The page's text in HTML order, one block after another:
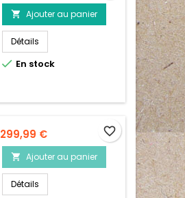
 Ajouter au panier
Détails
 En stock
Prix
299,99 €
 Ajouter au panier
Détails
favorite_border